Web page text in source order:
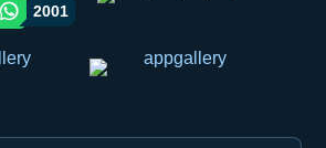
orqali ulashish
WhatsApp orqali ulashish
2001